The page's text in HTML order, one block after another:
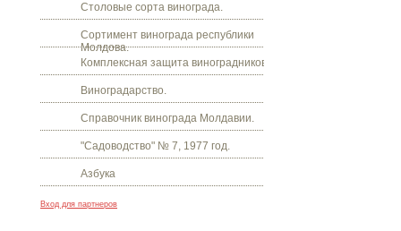
Столовые сорта винограда.
Сортимент винограда республики
Молдова.
Комплексная защита виноградников.
Виноградарство.
Справочник винограда Молдавии.
"Садоводство" № 7, 1977 год.
Азбука
Вход для партнеров